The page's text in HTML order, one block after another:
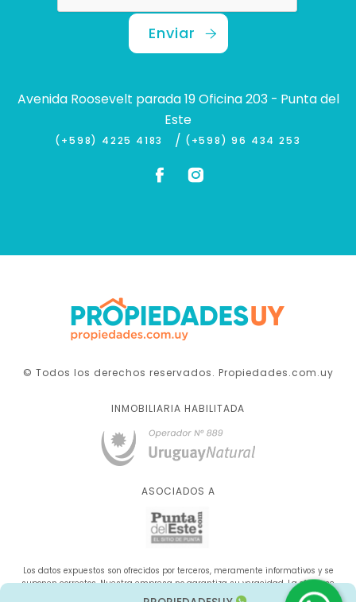
Enviar
Avenida Roosevelt parada 19 Oficina 203 - Punta del
Este
(+598) 4225 4183 / (+598) 96 434 253
© Todos los derechos reservados. Propiedades.com.uy
INMOBILIARIA HABILITADA
ASOCIADOS A
Los datos expuestos son ofrecidos por terceros, meramente informativos y se
suponen correctos. Nuestra empresa no garantiza su veracidad. La oferta se
sujeta a errores, cambios de precio, omisión y/o retirada del mercado sin aviso